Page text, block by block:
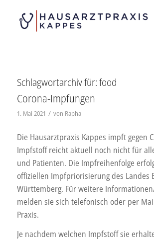
Schlagwortarchiv für:food
Corona-Impfungen
1. Mai 2021 / von Rapha
Die Hausarztpraxis Kappes impft gegen
Impfstoff reicht aktuell noch nicht für
und Patienten. Die Impfreihenfolge
offiziellen Impfpriorisierung des Landes
Württemberg. Für weitere
melden sie sich telefonisch oder per
Praxis.
Je nachdem welchen Impfstoff sie